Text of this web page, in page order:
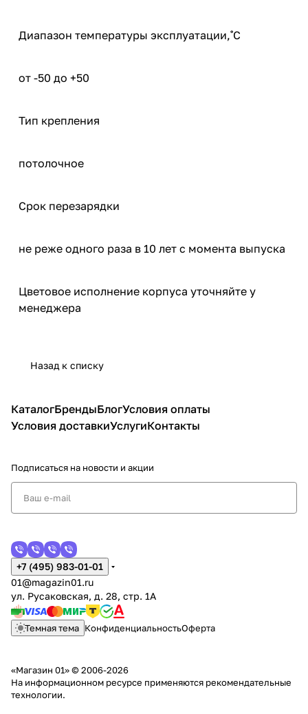
Диапазон температуры эксплуатации,˚С
от -50 до +50
Тип крепления
потолочное
Срок перезарядки
не реже одного раза в 10 лет с момента выпуска
Цветовое исполнение корпуса уточняйте у
менеджера
Назад к списку
КаталогБрендыБлогУсловия оплаты
Условия доставкиУслугиКонтакты
Подписаться на новости и акции
+7 (495) 983-01-01
01@magazin01.ru
ул. Русаковская, д. 28, стр. 1А
Темная тема КонфиденциальностьОферта
«Магазин 01» © 2006-2026
На информационном ресурсе применяются рекомендательные
технологии.